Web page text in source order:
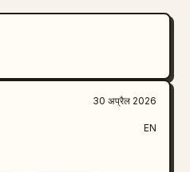
30 अप्रैल 2026
EN